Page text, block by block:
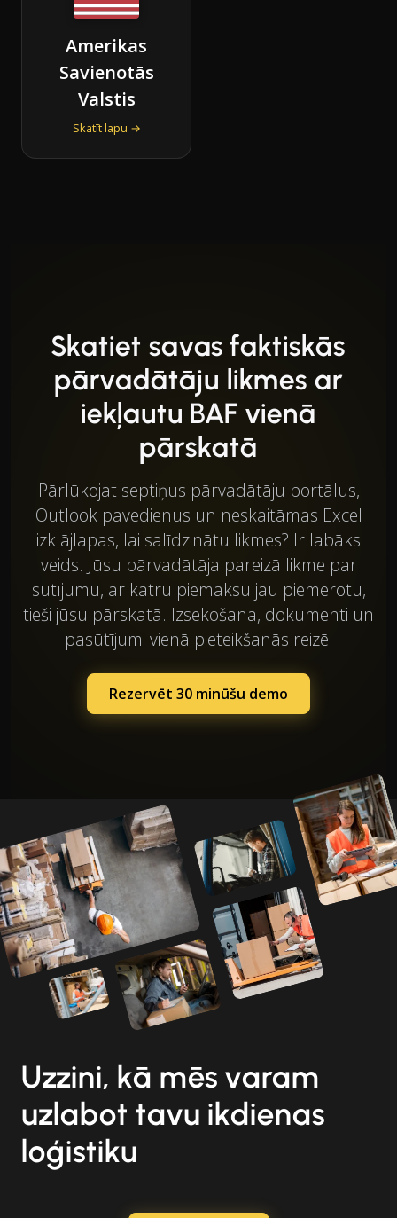
Amerikas
Savienotās
Valstis
Skatīt lapu →
Skatiet savas faktiskās
pārvadātāju likmes ar
iekļautu BAF vienā
pārskatā
Pārlūkojat septiņus pārvadātāju portālus,
Outlook pavedienus un neskaitāmas Excel
izklājlapas, lai salīdzinātu likmes? Ir labāks
veids. Jūsu pārvadātāja pareizā likme par
sūtījumu, ar katru piemaksu jau piemērotu,
tieši jūsu pārskatā. Izsekošana, dokumenti un
pasūtījumi vienā pieteikšanās reizē.
Rezervēt 30 minūšu demo
Uzzini, kā mēs varam
uzlabot tavu ikdienas
loģistiku